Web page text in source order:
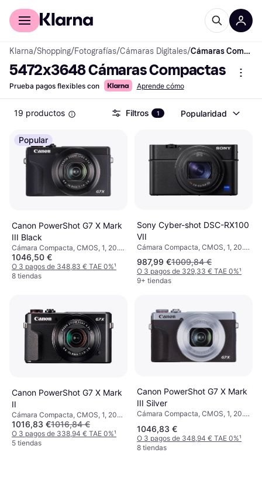
Comprar con Klarna
Klarna/Shopping/Fotografías/Cámaras Digitales/ Cámaras Compactas
5472x3648 Cámaras Compactas
Prueba pagos flexibles con Aprende cómo
19 productos Filtros 1 Popularidad
Popular
Canon PowerShot G7 X Mark
III Black
Cámara Compacta, CMOS, 1, 20.1
MP, Face Detection, Continuous
Drive, PictBridge, 304g
1046,50 €
O 3 pagos de 348,83 € TAE 0%¹
8 tiendas
Sony Cyber-shot DSC-RX100
VII
Cámara Compacta, CMOS, 1, 20.1
MP, Face Detection, Continuous
Drive, 302g
987,99 €1009,84 €
O 3 pagos de 329,33 € TAE 0%¹
9+ tiendas
Canon PowerShot G7 X Mark
II
Cámara Compacta, CMOS, 1, 20
MP, Face Detection, Continuous
Drive, 319g
1016,83 €1016,84 €
O 3 pagos de 338,94 € TAE 0%¹
5 tiendas
Canon PowerShot G7 X Mark
III Silver
Cámara Compacta, CMOS, 1, 20.1
Continuous Drive, 304g
1046,83 €
O 3 pagos de 348,94 € TAE 0%¹
8 tiendas